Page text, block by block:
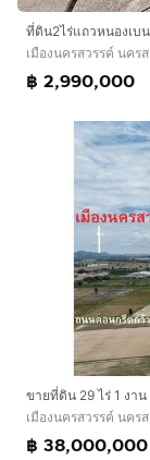
ที่ดิน2ไร่แถวหนองเบ
เมืองนครสวรรค์ นคร
฿ 2,990,000
ขายที่ดิน 29 ไร่ 1 งา
เมืองนครสวรรค์ นคร
฿ 38,000,000